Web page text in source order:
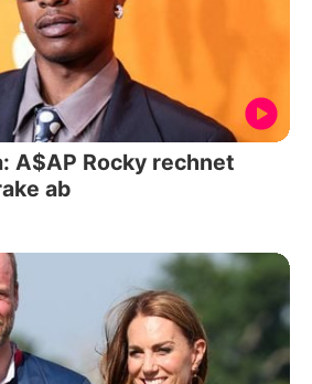
A$AP Rocky rechnet
ab